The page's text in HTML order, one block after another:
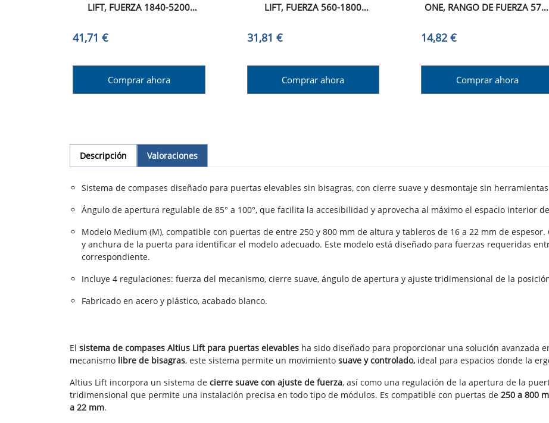
LIFT, FUERZA 1840-5200
41,71 €
Comprar ahora
LIFT, FUERZA 560-1800
31,81 €
Comprar ahora
ONE, RANGO DE FUERZA 576-
14,82 €
Comprar ahora
Descripción Valoraciones
Sistema de compases diseñado para puertas elevables sin bisagras, con cierre suave y desmontaje sin
Ángulo de apertura regulable de 85° a 100°, que facilita la accesibilidad y aprovecha al máximo el espacio interior
Modelo Medium (M), compatible con puertas de entre 250 y 800 mm de altura y tableros de 16 a 22 mm de
y anchura de la puerta para identificar el modelo adecuado. Este modelo está diseñado para fuerzas requeridas
correspondiente.
Incluye 4 regulaciones: fuerza del mecanismo, cierre suave, ángulo de apertura y ajuste tridimensional de la
Fabricado en acero y plástico, acabado blanco.
El sistema de compases Altius Lift para puertas elevables ha sido diseñado para proporcionar una solución avanzada
mecanismo libre de bisagras, este sistema permite un movimiento suave y controlado, ideal para espacios donde la
Altius Lift incorpora un sistema de cierre suave con ajuste de fuerza, así como una regulación de la apertura de la
tridimensional que permite una instalación precisa en todo tipo de módulos. Es compatible con puertas de 250 a 800
a 22 mm.